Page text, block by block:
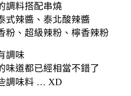
調料搭配串燒
式辣醬、泰北酸辣醬
粉、超級辣粉、檸香辣粉
調味
味道都已經相當不錯了
調味料 … XD